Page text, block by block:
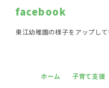
facebook
東江幼稚園の様子をアップして
ホーム 子育て支援